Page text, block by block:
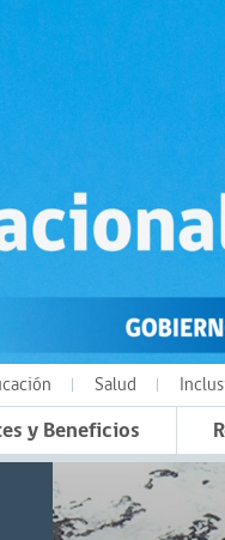
Salud
y Beneficios